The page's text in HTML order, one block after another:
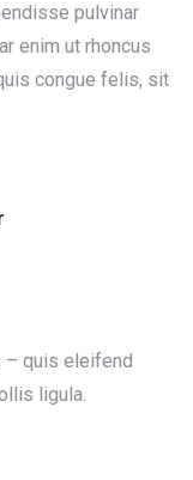
pulvinar
enim ut rhoncus
congue felis, sit
– quis eleifend
ligula.